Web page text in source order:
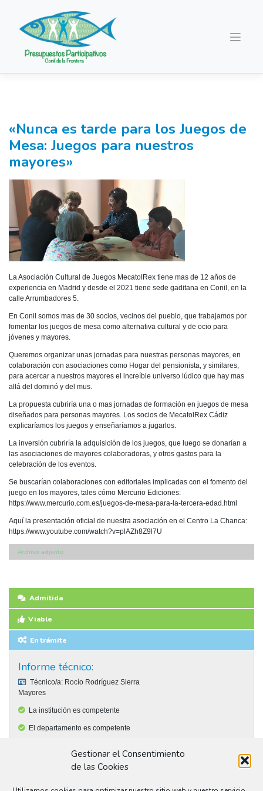
Gestionar el Consentimiento
de las Cookies
contenido
«Nunca es tarde para los Juegos de
Mesa: Juegos para nuestros
mayores»
La Asociación Cultural de Juegos MecatolRex tiene mas de 12 años de
experiencia en Madrid y desde el 2021 tiene sede gaditana en Conil, en la
calle Arrumbadores 5.
En Conil somos mas de 30 socios, vecinos del pueblo, que trabajamos por
fomentar los juegos de mesa como alternativa cultural y de ocio para
jóvenes y mayores.
Queremos organizar unas jornadas para nuestras personas mayores, en
colaboración con asociaciones como Hogar del pensionista, y similares,
para acercar a nuestros mayores el increíble universo lúdico que hay mas
allá del dominó y del mus.
La propuesta cubriría una o mas jornadas de formación en juegos de mesa
diseñados para personas mayores. Los socios de MecatolRex Cádiz
explicaríamos los juegos y enseñaríamos a jugarlos.
La inversión cubriría la adquisición de los juegos, que luego se donarían a
las asociaciones de mayores colaboradoras, y otros gastos para la
celebración de los eventos.
Se buscarían colaboraciones con editoriales implicadas con el fomento del
juego en los mayores, tales cómo Mercurio Ediciones:
https://www.mercurio.com.es/juegos-de-mesa-para-la-tercera-edad.html
Aquí la presentación oficial de nuestra asociación en el Centro La Chanca:
https://www.youtube.com/watch?v=plAZh8Z9l7U
Archivo adjunto
Admitida
Viable
En trámite
Informe técnico:
Técnico/a: Rocío Rodríguez Sierra
Mayores
La institución es competente
El departamento es competente
La propuesta es técnicamente viable.